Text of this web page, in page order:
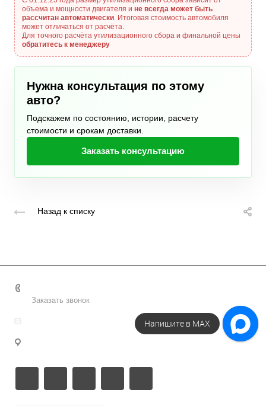
объема и мощности двигателя и не всегда может быть
рассчитан автоматически. Итоговая стоимость автомобиля
может отличаться от расчёта.
Для точного расчёта утилизационного сбора и финальной цены
обратитесь к менеджеру
Нужна консультация по этому
авто?
Подскажем по состоянию, истории, расчету
стоимости и срокам доставки.
Заказать консультацию
Назад к списку
Заказать звонок
Напишите в МАХ